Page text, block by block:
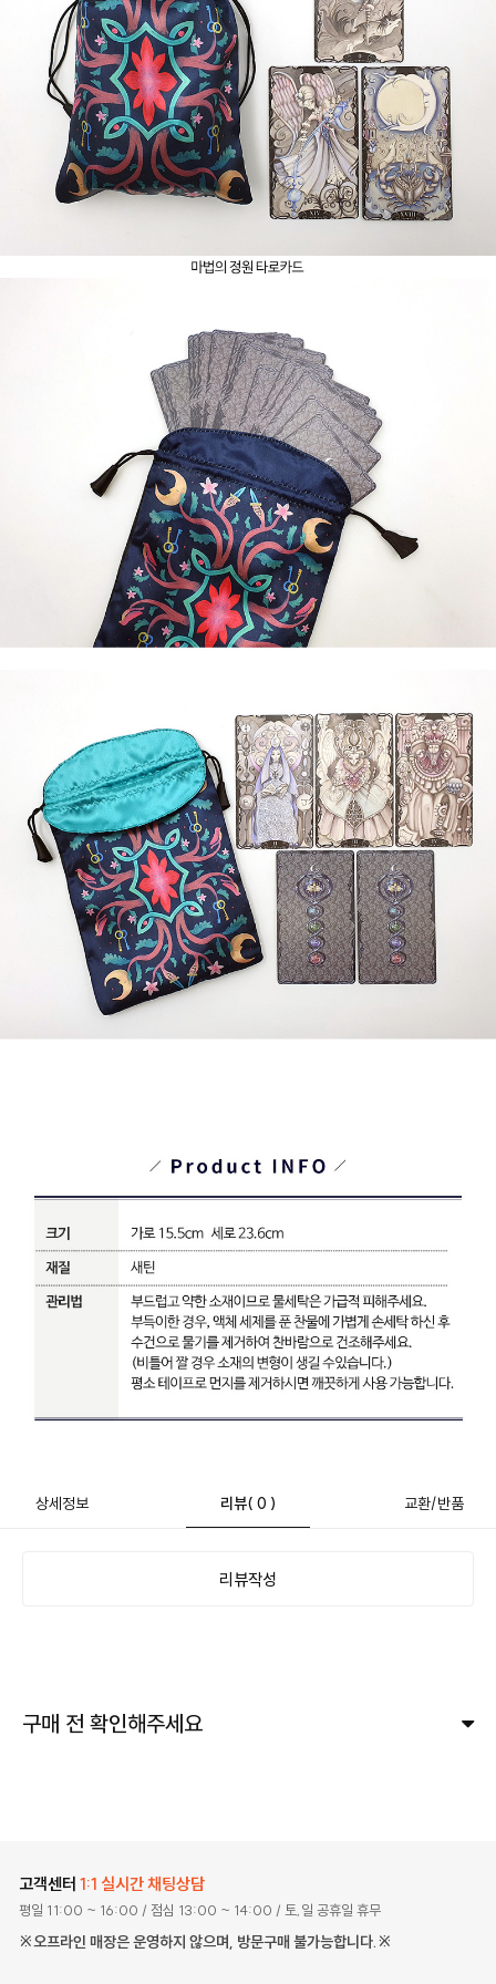
상세정보 리뷰( 0 ) 교환/반품
리뷰작성
구매 전 확인해주세요
고객센터 1:1 실시간 채팅상담
평일 11:00 ~ 16:00 / 점심 13:00 ~ 14:00 / 토,일 공휴일 휴무
※오프라인 매장은 운영하지 않으며, 방문구매 불가능합니다.※